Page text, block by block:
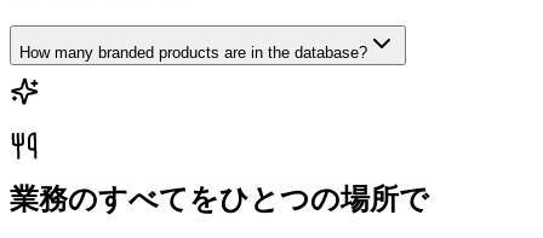
How many branded products are in the database?
業務のすべてをひとつの場所で